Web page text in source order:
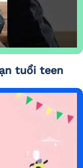
tuổi teen